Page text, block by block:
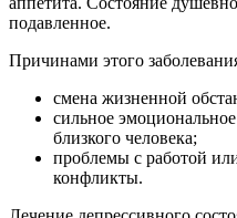
подавленное.
Причинами этого
смена жизненной
сильное
близкого человека;
проблемы с работой
конфликты.